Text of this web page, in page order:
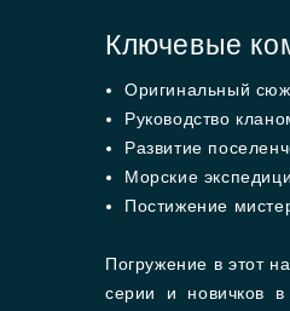
Ключевые
Оригинальный
Руководство
Развитие
Морские
Постижение
Погружение в этот
серии и новичков в